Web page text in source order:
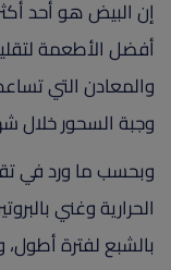
إن البيض هو أحد
أفضل الأطعمة
والمعادن التي
وجبة السحور خلال
وبحسب ما ورد في
الحرارية وغني
بالشبع لفترة